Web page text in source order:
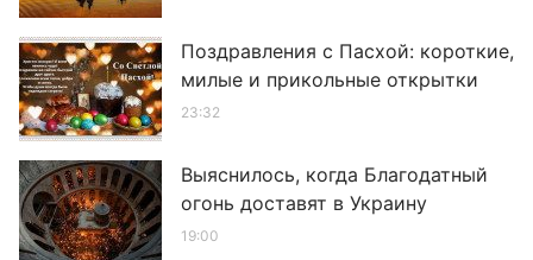
Поздравления с Пасхой: короткие,
милые и прикольные открытки
23:32
Выяснилось, когда Благодатный
огонь доставят в Украину
19:00